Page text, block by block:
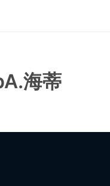
海蒂